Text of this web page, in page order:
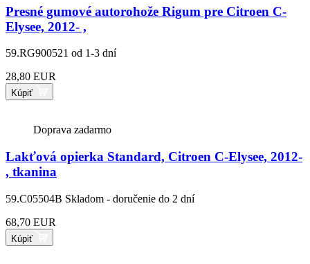
Presné gumové autorohože Rigum pre Citroen C-
Elysee, 2012- ,
59.RG900521 od 1-3 dní
28,80 EUR
Kúpiť
Doprava zadarmo
Lakťová opierka Standard, Citroen C-Elysee, 2012-
, tkanina
59.C05504B Skladom - doručenie do 2 dní
68,70 EUR
Kúpiť